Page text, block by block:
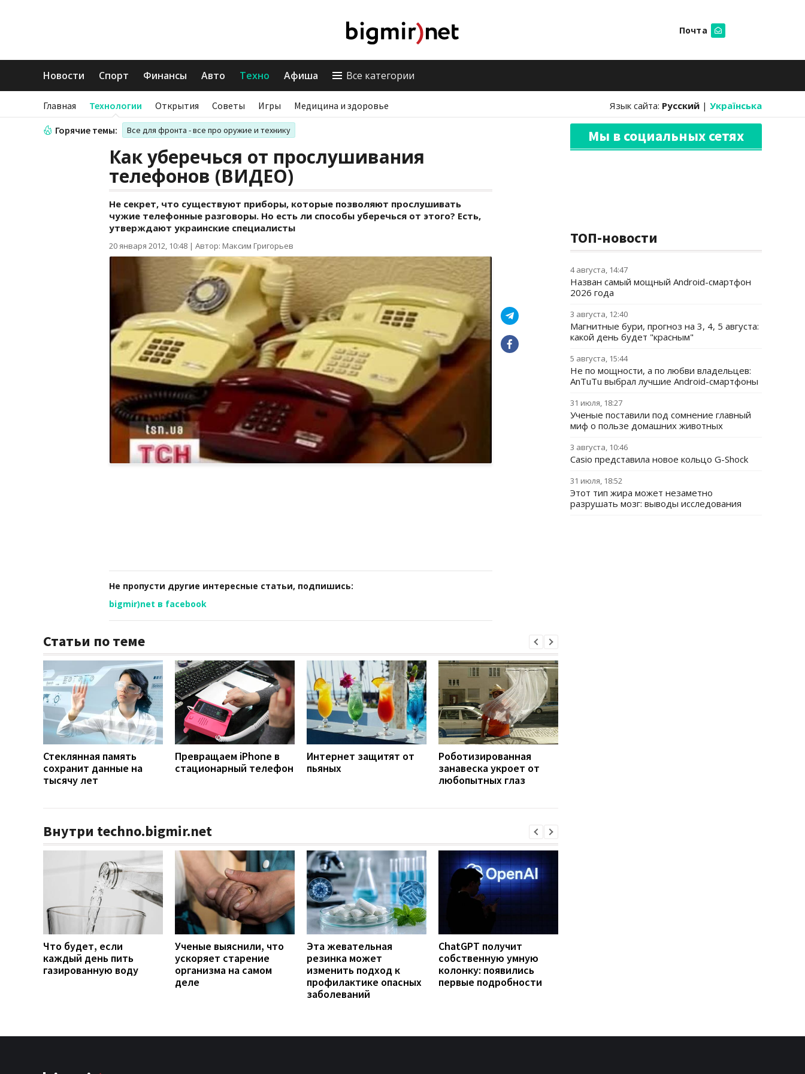
Почта
Новости Спорт Финансы Авто Техно Афиша Все категории
Главная Технологии Открытия Советы Игры Медицина и здоровье Язык сайта: Русский | Українська
Горячие темы: Все для фронта - все про оружие и технику
Как уберечься от прослушивания
телефонов (ВИДЕО)
Не секрет, что существуют приборы, которые позволяют прослушивать
чужие телефонные разговоры. Но есть ли способы уберечься от этого? Есть,
утверждают украинские специалисты
20 января 2012, 10:48 | Автор: Максим Григорьев
Не пропусти другие интересные статьи, подпишись:
bigmir)net в facebook
Статьи по теме
Стеклянная память
сохранит данные на
тысячу лет
Превращаем iPhone в
стационарный телефон
Интернет защитят от
пьяных
Роботизированная
занавеска укроет от
любопытных глаз
Внутри techno.bigmir.net
Что будет, если
каждый день пить
газированную воду
Ученые выяснили, что
ускоряет старение
организма на самом
деле
Эта жевательная
резинка может
изменить подход к
профилактике опасных
заболеваний
ChatGPT получит
собственную умную
колонку: появились
первые подробности
Мы в социальных сетях
ТОП-новости
4 августа, 14:47
Назван самый мощный Android-смартфон
2026 года
3 августа, 12:40
Магнитные бури, прогноз на 3, 4, 5 августа:
какой день будет "красным"
5 августа, 15:44
Не по мощности, а по любви владельцев:
AnTuTu выбрал лучшие Android-смартфоны
31 июля, 18:27
Ученые поставили под сомнение главный
миф о пользе домашних животных
3 августа, 10:46
Casio представила новое кольцо G-Shock
31 июля, 18:52
Этот тип жира может незаметно
разрушать мозг: выводы исследования